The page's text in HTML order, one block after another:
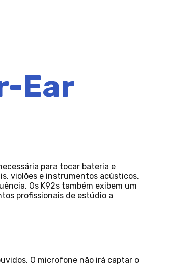
Ear
para tocar bateria e
violões e instrumentos acústicos.
Os K92s também exibem um
profissionais de estúdio a
O microfone não irá captar o